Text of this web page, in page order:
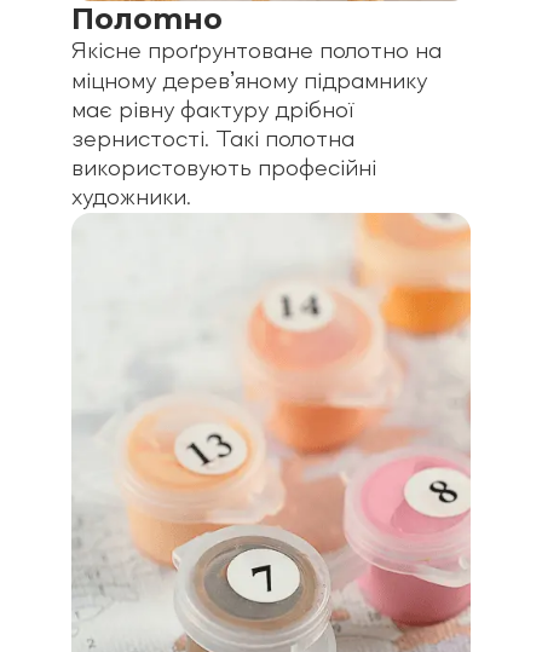
Полотно
Якісне проґрунтоване полотно на
міцному деревʼяному підрамнику
має рівну фактуру дрібної
зернистості. Такі полотна
використовують професійні
художники.